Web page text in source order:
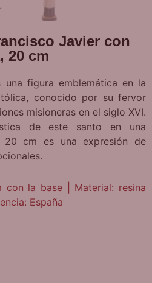
Javier con
20 cm
una figura emblemática en la
conocido por su fervor
misioneras en el siglo XVI.
de este santo en una
20 cm es una expresión de
la base | Material: resina
España